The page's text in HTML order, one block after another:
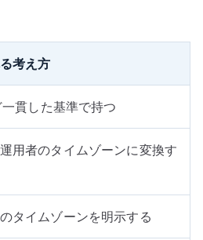
考え方
貫した基準で持つ
用者のタイムゾーンに変換す
タイムゾーンを明示する